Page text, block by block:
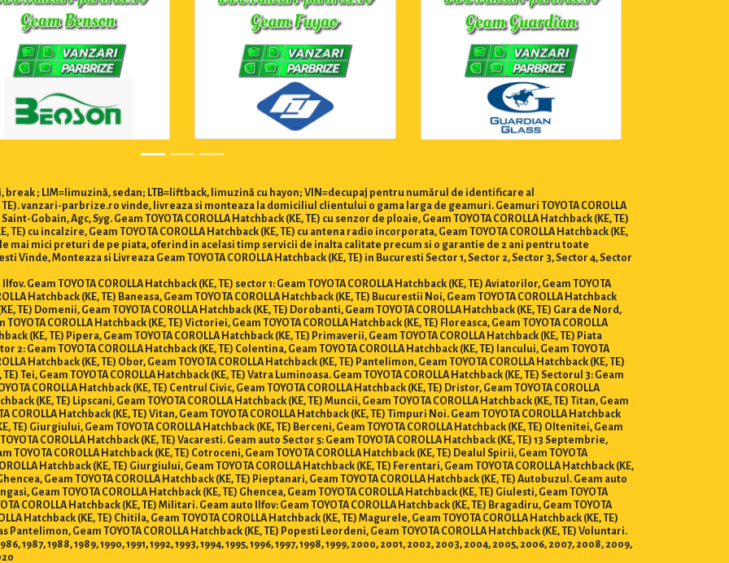
break ; LIM=limuzină, sedan; LTB=liftback, limuzină cu hayon; VIN=decupaj pentru numărul de identificare al
TE). vanzari-parbrize.ro vinde, livreaza si monteaza la domiciliul clientului o gama larga de geamuri. Geamuri TOYOTA COROLLA
Gobain, Agc, Syg. Geam TOYOTA COROLLA Hatchback (KE, TE) cu senzor de ploaie, Geam TOYOTA COROLLA Hatchback (KE, TE)
TE) cu incalzire, Geam TOYOTA COROLLA Hatchback (KE, TE) cu antena radio incorporata, Geam TOYOTA COROLLA Hatchback (KE,
mai mici preturi de pe piata, oferind in acelasi timp servicii de inalta calitate precum si o garantie de 2 ani pentru toate
Monteaza si Livreaza Geam TOYOTA COROLLA Hatchback (KE, TE) in Bucuresti Sector 1, Sector 2, Sector 3, Sector 4, Sector
TOYOTA COROLLA Hatchback (KE, TE) sector 1: Geam TOYOTA COROLLA Hatchback (KE, TE) Aviatorilor, Geam TOYOTA
Hatchback (KE, TE) Baneasa, Geam TOYOTA COROLLA Hatchback (KE, TE) Bucurestii Noi, Geam TOYOTA COROLLA Hatchback
TE) Domenii, Geam TOYOTA COROLLA Hatchback (KE, TE) Dorobanti, Geam TOYOTA COROLLA Hatchback (KE, TE) Gara de Nord,
COROLLA Hatchback (KE, TE) Victoriei, Geam TOYOTA COROLLA Hatchback (KE, TE) Floreasca, Geam TOYOTA COROLLA
(KE, TE) Pipera, Geam TOYOTA COROLLA Hatchback (KE, TE) Primaverii, Geam TOYOTA COROLLA Hatchback (KE, TE) Piata
2: Geam TOYOTA COROLLA Hatchback (KE, TE) Colentina, Geam TOYOTA COROLLA Hatchback (KE, TE) Iancului, Geam TOYOTA
Hatchback (KE, TE) Obor, Geam TOYOTA COROLLA Hatchback (KE, TE) Pantelimon, Geam TOYOTA COROLLA Hatchback (KE, TE)
Tei, Geam TOYOTA COROLLA Hatchback (KE, TE) Vatra Luminoasa. Geam TOYOTA COROLLA Hatchback (KE, TE) Sectorul 3: Geam
COROLLA Hatchback (KE, TE) Centrul Civic, Geam TOYOTA COROLLA Hatchback (KE, TE) Dristor, Geam TOYOTA COROLLA
(KE, TE) Lipscani, Geam TOYOTA COROLLA Hatchback (KE, TE) Muncii, Geam TOYOTA COROLLA Hatchback (KE, TE) Titan, Geam
COROLLA Hatchback (KE, TE) Vitan, Geam TOYOTA COROLLA Hatchback (KE, TE) Timpuri Noi. Geam TOYOTA COROLLA Hatchback
TE) Giurgiului, Geam TOYOTA COROLLA Hatchback (KE, TE) Berceni, Geam TOYOTA COROLLA Hatchback (KE, TE) Oltenitei, Geam
COROLLA Hatchback (KE, TE) Vacaresti. Geam auto Sector 5: Geam TOYOTA COROLLA Hatchback (KE, TE) 13 Septembrie,
TOYOTA COROLLA Hatchback (KE, TE) Cotroceni, Geam TOYOTA COROLLA Hatchback (KE, TE) Dealul Spirii, Geam TOYOTA
Hatchback (KE, TE) Giurgiului, Geam TOYOTA COROLLA Hatchback (KE, TE) Ferentari, Geam TOYOTA COROLLA Hatchback (KE,
Geam TOYOTA COROLLA Hatchback (KE, TE) Pieptanari, Geam TOYOTA COROLLA Hatchback (KE, TE) Autobuzul. Geam auto
Geam TOYOTA COROLLA Hatchback (KE, TE) Ghencea, Geam TOYOTA COROLLA Hatchback (KE, TE) Giulesti, Geam TOYOTA
COROLLA Hatchback (KE, TE) Militari. Geam auto Ilfov: Geam TOYOTA COROLLA Hatchback (KE, TE) Bragadiru, Geam TOYOTA
Hatchback (KE, TE) Chitila, Geam TOYOTA COROLLA Hatchback (KE, TE) Magurele, Geam TOYOTA COROLLA Hatchback (KE, TE)
Pantelimon, Geam TOYOTA COROLLA Hatchback (KE, TE) Popesti Leordeni, Geam TOYOTA COROLLA Hatchback (KE, TE) Voluntari.
1988, 1989, 1990, 1991, 1992, 1993, 1994, 1995, 1996, 1997, 1998, 1999, 2000, 2001, 2002, 2003, 2004, 2005, 2006, 2007, 2008, 2009,